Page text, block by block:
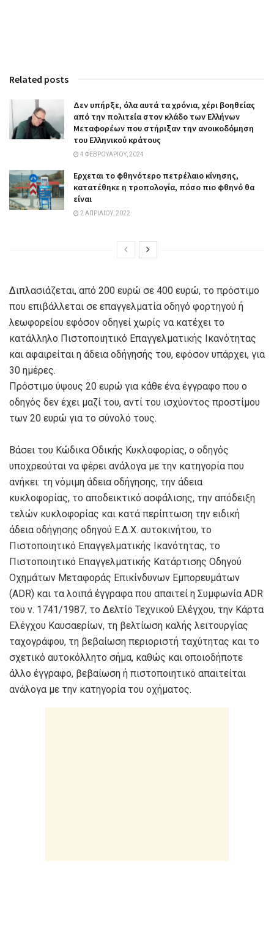
Related posts
Δεν υπήρξε, όλα αυτά τα χρόνια, χέρι βοηθείας
από την πολιτεία στον κλάδο των Ελλήνων
Μεταφορέων που στήριξαν την ανοικοδόμηση
του Ελληνικού κράτους
4 ΦΕΒΡΟΥΑΡΊΟΥ, 2024
Ερχεται το φθηνότερο πετρέλαιο κίνησης,
κατατέθηκε η τροπολογία, πόσο πιο φθηνό θα
είναι
2 ΑΠΡΙΛΊΟΥ, 2022
Διπλασιάζεται, από 200 ευρώ σε 400 ευρώ, το πρόστιμο
που επιβάλλεται σε επαγγελματία οδηγό φορτηγού ή
λεωφορείου εφόσον οδηγεί χωρίς να κατέχει το
κατάλληλο Πιστοποιητικό Επαγγελματικής Ικανότητας
και αφαιρείται η άδεια οδήγησής του, εφόσον υπάρχει, για
30 ημέρες.
Πρόστιμο ύψους 20 ευρώ για κάθε ένα έγγραφο που ο
οδηγός δεν έχει μαζί του, αντί του ισχύοντος προστίμου
των 20 ευρώ για το σύνολό τους.
Βάσει του Κώδικα Οδικής Κυκλοφορίας, ο οδηγός
υποχρεούται να φέρει ανάλογα με την κατηγορία που
ανήκει: τη νόμιμη άδεια οδήγησης, την άδεια
κυκλοφορίας, το αποδεικτικό ασφάλισης, την απόδειξη
τελών κυκλοφορίας και κατά περίπτωση την ειδική
άδεια οδήγησης οδηγού Ε.Δ.Χ. αυτοκινήτου, το
Πιστοποιητικό Επαγγελματικής Ικανότητας, το
Πιστοποιητικό Επαγγελματικής Κατάρτισης Οδηγού
Οχημάτων Μεταφοράς Επικίνδυνων Εμπορευμάτων
(ΑDR) και τα λοιπά έγγραφα που απαιτεί η Συμφωνία ADR
του ν. 1741/1987, το Δελτίο Τεχνικού Ελέγχου, την Κάρτα
Ελέγχου Καυσαερίων, τη βελτίωση καλής λειτουργίας
ταχογράφου, τη βεβαίωση περιοριστή ταχύτητας και το
σχετικό αυτοκόλλητο σήμα, καθώς και οποιοδήποτε
άλλο έγγραφο, βεβαίωση ή πιστοποιητικό απαιτείται
ανάλογα με την κατηγορία του οχήματος.